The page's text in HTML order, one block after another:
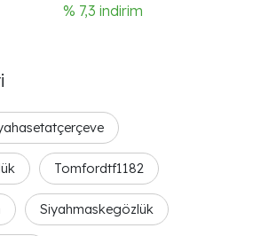
% 7,3 indirim
Tomfordtf1182
Siyahmaskegözlük